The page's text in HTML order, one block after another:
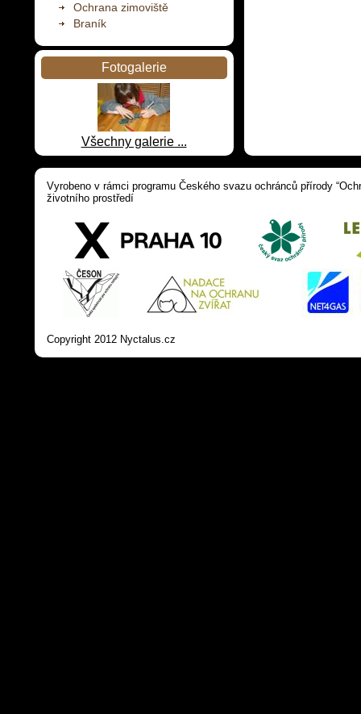
Ochrana zimoviště
Braník
Fotogalerie
Všechny galerie ...
Vyrobeno v rámci programu Českého svazu ochránců přírody
životního prostředí
Copyright 2012 Nyctalus.cz